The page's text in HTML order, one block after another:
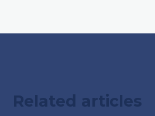
Related articles